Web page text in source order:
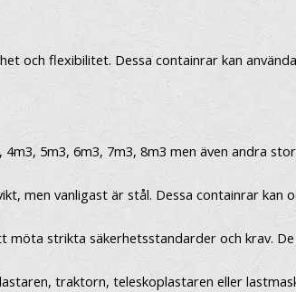
och flexibilitet. Dessa containrar kan
5m3, 6m3, 7m3, 8m3 men även andra
men vanligast är stål. Dessa containrar kan
strikta säkerhetsstandarder och krav.
traktorn, teleskoplastaren eller